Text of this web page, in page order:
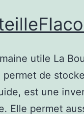
utile La
permet de
est une
Elle permet